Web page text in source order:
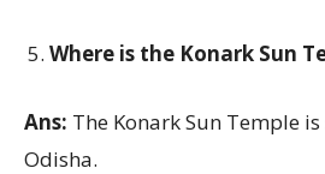
Where is the Konark Sun
Ans: The Konark Sun Temple
Odisha.